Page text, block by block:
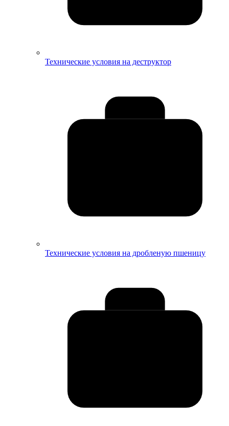
Технические условия на деструктор
Технические условия на дробленую пшеницу